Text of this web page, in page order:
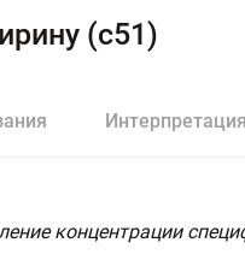
(с51)
Интерпретация
концентрации